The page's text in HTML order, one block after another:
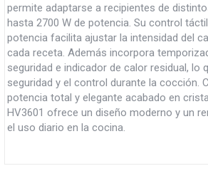
permite adaptarse a recipientes de
hasta 2700 W de potencia. Su control
potencia facilita ajustar la intensidad del
cada receta. Además incorpora
seguridad e indicador de calor residual, lo
seguridad y el control durante la cocción.
potencia total y elegante acabado en
HV3601 ofrece un diseño moderno y un
el uso diario en la cocina.